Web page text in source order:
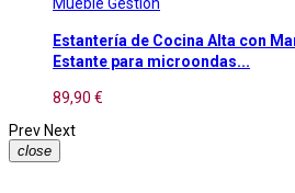
Estantería de Cocina Alta con
Estante para microondas...
89,90 €
Prev Next
close